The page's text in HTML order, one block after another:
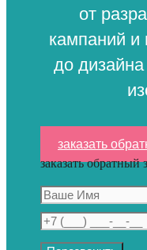
от
кампаний и
до
заказать
заказать обратный